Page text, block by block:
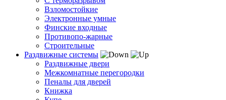
Взломостойкие
Электронные умные
Финские входные
Противопо-жарные
Строительные
Раздвижные системы
Раздвижные двери
Межкомнатные перегородки
Пеналы для дверей
Книжка